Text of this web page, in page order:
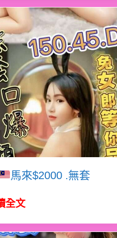
馬來$2000 .無套
全文